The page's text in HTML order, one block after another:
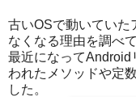
古いOSで動いていた
なくなる理由を調べ
最近になってAndroid
われたメソッドや定
した。